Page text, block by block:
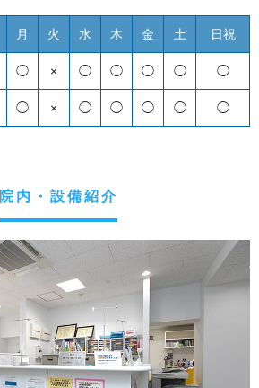
月 火 水 木 金 土 日祝
◯ × ◯ ◯ ◯ ◯ ◯
◯ × ◯ ◯ ◯ ◯ ◯
院内・設備紹介